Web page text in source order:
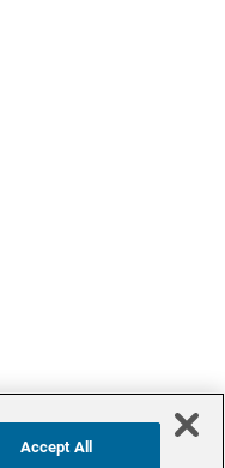
Accept All